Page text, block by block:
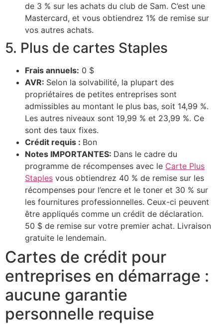
de 3 % sur les achats du club de Sam. C’est une
Mastercard, et vous obtiendrez 1% de remise sur
vos autres achats.
5. Plus de cartes Staples
Frais annuels: 0 $
AVR: Selon la solvabilité, la plupart des
propriétaires de petites entreprises sont
admissibles au montant le plus bas, soit 14,99 %.
Les autres niveaux sont 19,99 % et 23,99 %. Ce
sont des taux fixes.
Crédit requis : Bon
Notes IMPORTANTES: Dans le cadre du
programme de récompenses avec le Carte Plus
Staples vous obtiendrez 40 % de remise sur les
récompenses pour l’encre et le toner et 30 % sur
les fournitures professionnelles. Ceux-ci peuvent
être appliqués comme un crédit de déclaration.
50 $ de remise sur votre premier achat. Livraison
gratuite le lendemain.
Cartes de crédit pour
entreprises en démarrage :
aucune garantie
personnelle requise